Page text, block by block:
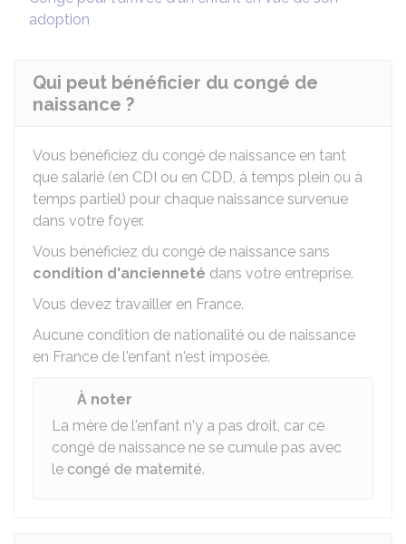
adoption
Qui peut bénéficier du congé de
naissance ?
Vous bénéficiez du congé de naissance en tant
que salarié (en CDI ou en CDD, à temps plein ou à
temps partiel) pour chaque naissance survenue
dans votre foyer.
Vous bénéficiez du congé de naissance sans
condition d'ancienneté dans votre entreprise.
Vous devez travailler en France.
Aucune condition de nationalité ou de naissance
en France de l'enfant n'est imposée.
À noter
La mère de l'enfant n'y a pas droit, car ce
congé de naissance ne se cumule pas avec
le congé de maternité.